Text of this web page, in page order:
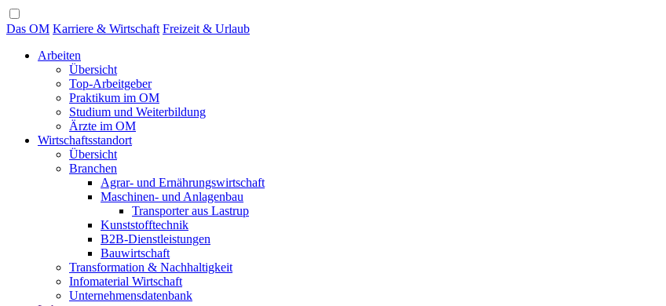
Das OM Karriere & Wirtschaft Freizeit & Urlaub
Arbeiten
Übersicht
Top-Arbeitgeber
Praktikum im OM
Studium und Weiterbildung
Ärzte im OM
Wirtschaftsstandort
Übersicht
Branchen
Agrar- und Ernährungswirtschaft
Maschinen- und Anlagenbau
Transporter aus Lastrup
Kunststofftechnik
B2B-Dienstleistungen
Bauwirtschaft
Transformation & Nachhaltigkeit
Infomaterial Wirtschaft
Unternehmensdatenbank